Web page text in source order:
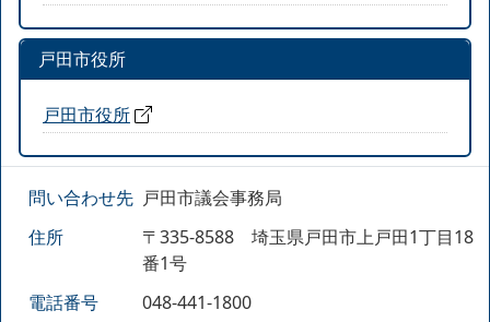
戸田市役所
戸田市役所
問い合わせ先 戸田市議会事務局
住所
〒335-8588 埼玉県戸田市上戸田1丁目18
番1号
電話番号
048-441-1800